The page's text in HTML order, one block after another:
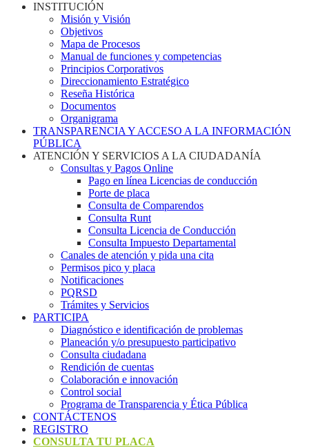
INSTITUCIÓN
Misión y Visión
Objetivos
Mapa de Procesos
Manual de funciones y competencias
Principios Corporativos
Direccionamiento Estratégico
Reseña Histórica
Documentos
Organigrama
TRANSPARENCIA Y ACCESO A LA INFORMACIÓN
PÚBLICA
ATENCIÓN Y SERVICIOS A LA CIUDADANÍA
Consultas y Pagos Online
Pago en línea Licencias de conducción
Porte de placa
Consulta de Comparendos
Consulta Runt
Consulta Licencia de Conducción
Consulta Impuesto Departamental
Canales de atención y pida una cita
Permisos pico y placa
Notificaciones
PQRSD
Trámites y Servicios
PARTICIPA
Diagnóstico e identificación de problemas
Planeación y/o presupuesto participativo​
Consulta ciudadana
Rendición de cuentas
Colaboración e innovación
Control social
Programa de Transparencia y Ética Pública
CONTÁCTENOS
REGISTRO
CONSULTA TU PLACA